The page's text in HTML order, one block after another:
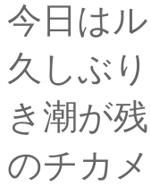
今日は
久しぶ
き潮が
のチカ